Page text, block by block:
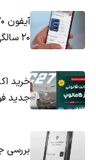
۲۰ سالگی آیفون
جدید
بررسی